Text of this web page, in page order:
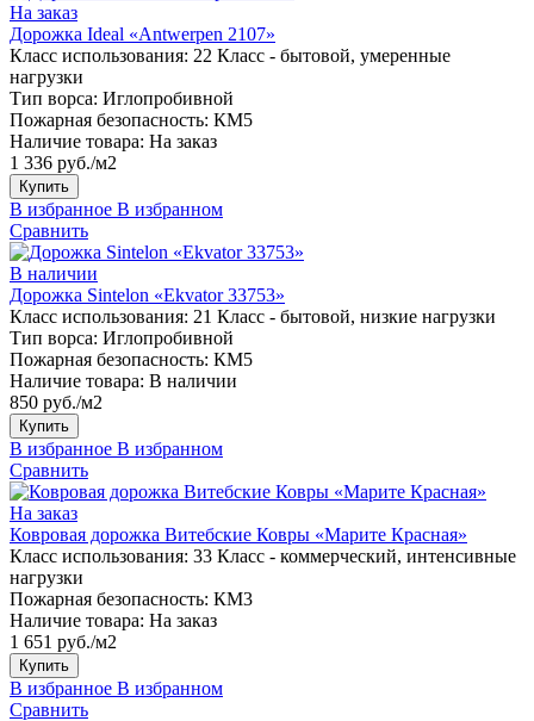
На заказ
Дорожка Ideal «Antwerpen 2107»
Класс использования: 22 Класс - бытовой, умеренные
нагрузки
Тип ворса: Иглопробивной
Пожарная безопасность: КМ5
Наличие товара: На заказ
1 336 руб./м2
Купить
В избранное В избранном
Сравнить
В наличии
Дорожка Sintelon «Ekvator 33753»
Класс использования: 21 Класс - бытовой, низкие нагрузки
Тип ворса: Иглопробивной
Пожарная безопасность: КМ5
Наличие товара: В наличии
850 руб./м2
Купить
В избранное В избранном
Сравнить
На заказ
Ковровая дорожка Витебские Ковры «Марите Красная»
Класс использования: 33 Класс - коммерческий, интенсивные
нагрузки
Пожарная безопасность: КМ3
Наличие товара: На заказ
1 651 руб./м2
Купить
В избранное В избранном
Сравнить